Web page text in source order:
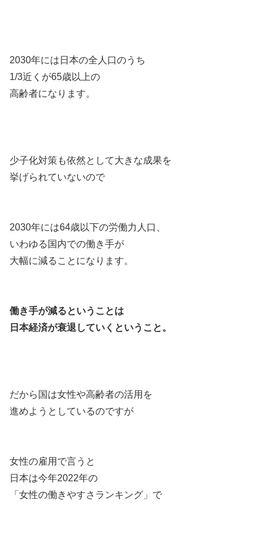
2030年には日本の全人口のうち
1/3近くが65歳以上の
高齢者になります。
少子化対策も依然として大きな成果を
挙げられていないので
2030年には64歳以下の労働力人口、
いわゆる国内での働き手が
大幅に減ることになります。
働き手が減るということは
日本経済が衰退していくということ。
だから国は女性や高齢者の活用を
進めようとしているのですが
女性の雇用で言うと
日本は今年2022年の
「女性の働きやすさランキング」で